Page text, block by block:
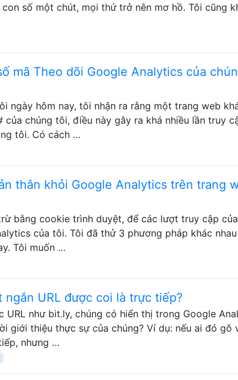
số một chút, mọi thứ trở nên mơ hồ. Tôi cũng
mã Theo dõi Google Analytics của
ngày hôm nay, tôi nhận ra rằng một trang web
chúng tôi, điều này gây ra khá nhiều lần truy
tôi. Có cách …
thân khỏi Google Analytics trên trang
bằng cookie trình duyệt, để các lượt truy cập
của tôi. Tôi đã thử 3 phương pháp khác
Tôi muốn …
URL được coi là trực tiếp?
như bit.ly, chúng có hiển thị trong Google
giới thiệu thực sự của chúng? Ví dụ: nếu ai đó gõ
nhưng …